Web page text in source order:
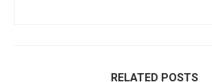
RELATED POSTS